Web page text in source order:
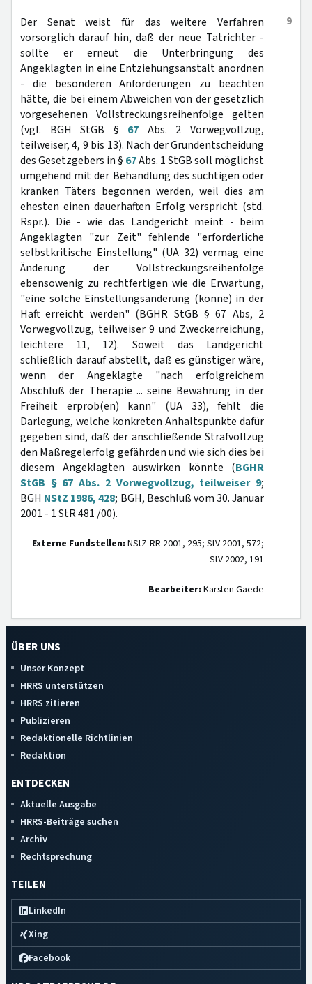
9
Der Senat weist für das weitere Verfahren
vorsorglich darauf hin, daß der neue Tatrichter -
sollte er erneut die Unterbringung des
Angeklagten in eine Entziehungsanstalt anordnen
- die besonderen Anforderungen zu beachten
hätte, die bei einem Abweichen von der gesetzlich
vorgesehenen Vollstreckungsreihenfolge gelten
(vgl. BGH StGB § 67 Abs. 2 Vorwegvollzug,
teilweiser, 4, 9 bis 13). Nach der Grundentscheidung
des Gesetzgebers in § 67Abs. 1 StGB soll möglichst
umgehend mit der Behandlung des süchtigen oder
kranken Täters begonnen werden, weil dies am
ehesten einen dauerhaften Erfolg verspricht (std.
Rspr.). Die - wie das Landgericht meint - beim
Angeklagten "zur Zeit" fehlende "erforderliche
selbstkritische Einstellung" (UA 32) vermag eine
Änderung der Vollstreckungsreihenfolge
ebensowenig zu rechtfertigen wie die Erwartung,
"eine solche Einstellungsänderung (könne) in der
Haft erreicht werden" (BGHR StGB § 67 Abs, 2
Vorwegvollzug, teilweiser 9 und Zweckerreichung,
leichtere 11, 12). Soweit das Landgericht
schließlich darauf abstellt, daß es günstiger wäre,
wenn der Angeklagte "nach erfolgreichem
Abschluß der Therapie ... seine Bewährung in der
Freiheit erprob(en) kann" (UA 33), fehlt die
Darlegung, welche konkreten Anhaltspunkte dafür
gegeben sind, daß der anschließende Strafvollzug
den Maßregelerfolg gefährden und wie sich dies bei
diesem Angeklagten auswirken könnte (BGHR
StGB § 67 Abs. 2 Vorwegvollzug, teilweiser 9;
BGH NStZ 1986, 428; BGH, Beschluß vom 30. Januar
2001 - 1 StR 481 /00).
Externe Fundstellen: NStZ-RR 2001, 295; StV 2001, 572;
StV 2002, 191
Bearbeiter: Karsten Gaede
ÜBER UNS
Unser Konzept
HRRS unterstützen
HRRS zitieren
Publizieren
Redaktionelle Richtlinien
Redaktion
ENTDECKEN
Aktuelle Ausgabe
HRRS-Beiträge suchen
Archiv
Rechtsprechung
TEILEN
LinkedIn
Xing
Facebook